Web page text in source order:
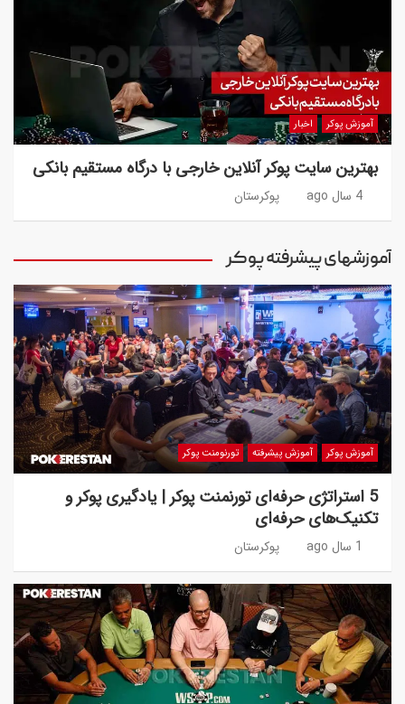
آموزش پوکر اخبار
بهترین سایت پوکر آنلاین خارجی با درگاه مستقیم بانکی
4 سال ago پوکرستان
آموزشهای پیشرفته پوکر
آموزش پوکر آموزش پیشرفته تورنومنت پوکر
5 استراتژی حرفه‌ای تورنمنت پوکر | یادگیری پوکر و
تکنیک‌های حرفه‌ای
1 سال ago پوکرستان